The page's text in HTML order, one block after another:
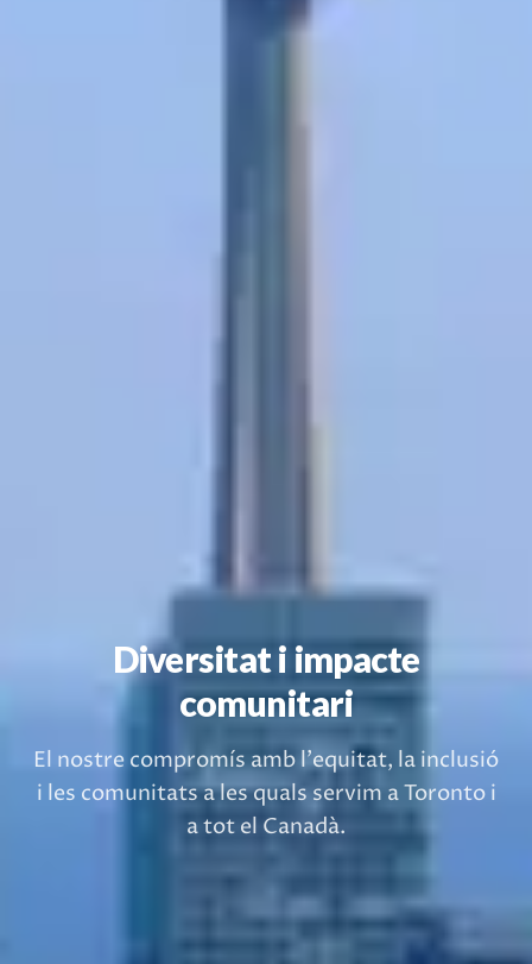
Diversitat i impacte
comunitari
El nostre compromís amb l'equitat, la inclusió
i les comunitats a les quals servim a Toronto i
a tot el Canadà.